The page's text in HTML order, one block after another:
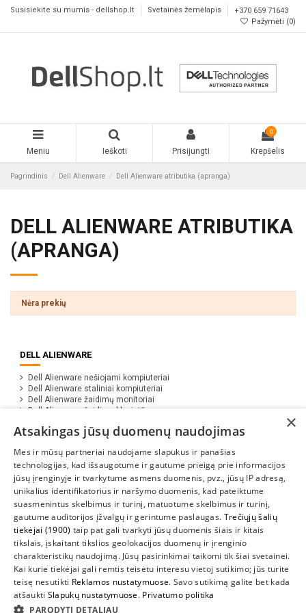
Susisiekite su mumis - dellshop.lt Svetainės žemėlapis
+370 659 71643
Pažymėti (0)
Meniu Ieškoti Prisijungti
0
Krepšelis
Pagrindinis Dell Alienware Dell Alienware atributika (apranga)
DELL ALIENWARE ATRIBUTIKA
(APRANGA)
Nėra prekių
DELL ALIENWARE
Dell Alienware nešiojami kompiuteriai
Dell Alienware staliniai kompiuteriai
Dell Alienware žaidimų monitoriai
Dell Alienware žaidimų klaviatūros
Dell Alienware atributika (apranga)
INFORMACIJA
SUSIEKITE
×
Atsakingas jūsų duomenų naudojimas
Mes ir mūsų partneriai naudojame slapukus ir panašias
technologijas, kad išsaugotume ir gautume prieigą prie informacijos
jūsų įrenginyje ir tvarkytume asmens duomenis, pvz., jūsų IP adresą,
unikalius identifikatorius ir naršymo duomenis, kad pateiktume
suasmenintus skelbimus ir turinį, matuotume skelbimus ir turinį,
gautume auditorijos įžvalgų ir gerintume paslaugas. Trečiųjų šalių
tiekėjai (1900) taip pat gali tvarkyti jūsų duomenis šiais ir kitais
tikslais, įskaitant tikslios geolokacijos duomenų ir įrenginio
charakteristikų naudojimą. Jūsų pasirinkimai taikomi tik šiai svetainei.
Kai kurie tiekėjai gali remtis teisėtu interesu vietoj sutikimo; jūs turite
teisę nesutikti Reklamos nustatymuose. Savo sutikimą galite bet kada
atšaukti Slapukų nustatymuose. Privatumo politika
PARODYTI DETALIAU